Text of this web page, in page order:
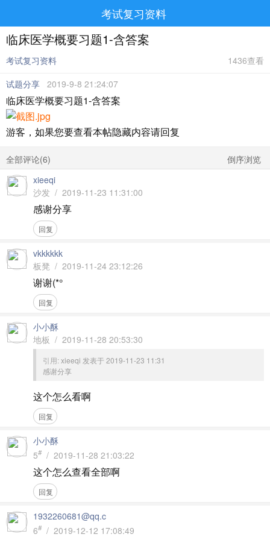
考试复习资料
临床医学概要习题1-含答案
考试复习资料
1436查看
试题分享 2019-9-8 21:24:07
临床医学概要习题1-含答案
游客，如果您要查看本帖隐藏内容请回复
全部评论(6)
倒序浏览
xieeqi
沙发 / 2019-11-23 11:31:00
感谢分享
回复
vkkkkkk
板凳 / 2019-11-24 23:12:26
谢谢(*°
回复
小小酥
地板 / 2019-11-28 20:53:30
引用: xieeqi 发表于 2019-11-23 11:31
感谢分享
这个怎么看啊
回复
小小酥
5# / 2019-11-28 21:03:22
这个怎么查看全部啊
回复
1932260681@qq.c
6# / 2019-12-12 17:08:49